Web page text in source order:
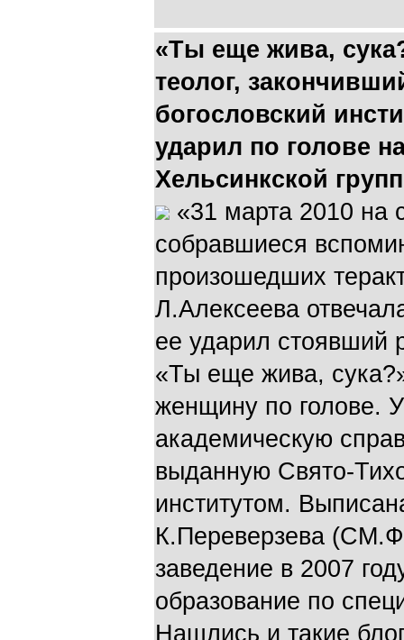
«Ты еще жива,
теолог,
богословский
ударил по голове
Хельсинкской
«31 марта 2010 на
собравшиеся
произошедших
Л.Алексеева
ее ударил
«Ты еще жива,
женщину по голове.
академическую
выданную Свято-
институтом.
К.Переверзева
заведение в 2007
образование по
Нашлись и такие